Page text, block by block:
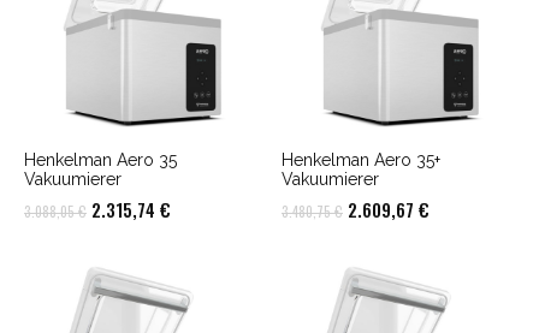
Henkelman Aero 35
Vakuumierer
3.088,05€ Ursprünglicher
war:
3.088,05 €
2.315,74 €
2.315,74 €.
Henkelman Aero 35+
Vakuumierer
3.480,75€ Ursprünglicher
war:
3.480,75 €
2.609,67 €
2.609,67 €.